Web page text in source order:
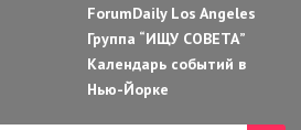
ForumDaily Los Angeles
Группа “ИЩУ СОВЕТА”
Календарь событий в
Нью-Йорке